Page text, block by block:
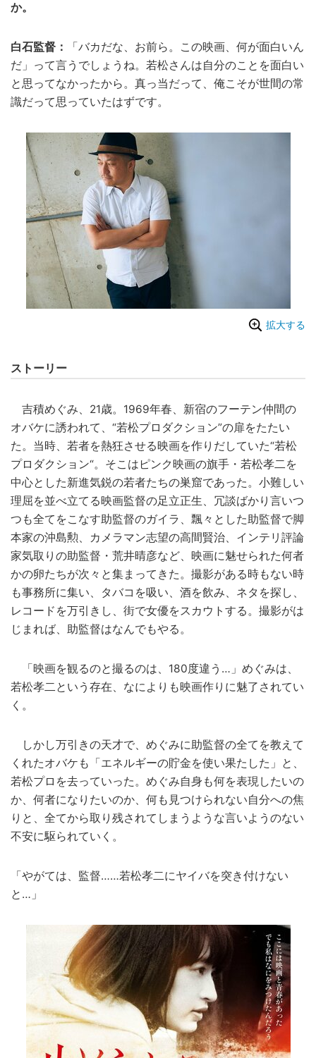
か。
白石監督：
「バカだな、お前ら。この映画、何が面白いん
だ」って言うでしょうね。若松さんは自分のことを面白い
と思ってなかったから。真っ当だって、俺こそが世間の常
識だって思っていたはずです。
拡大する
ストーリー
吉積めぐみ、21歳。1969年春、新宿のフーテン仲間の
オバケに誘われて、“若松プロダクション”の扉をたたい
た。当時、若者を熱狂させる映画を作りだしていた“若松
プロダクション“。そこはピンク映画の旗手・若松孝二を
中心とした新進気鋭の若者たちの巣窟であった。小難しい
理屈を並べ立てる映画監督の足立正生、冗談ばかり言いつ
つも全てをこなす助監督のガイラ、飄々とした助監督で脚
本家の沖島勲、カメラマン志望の高間賢治、インテリ評論
家気取りの助監督・荒井晴彦など、映画に魅せられた何者
かの卵たちが次々と集まってきた。撮影がある時もない時
も事務所に集い、タバコを吸い、酒を飲み、ネタを探し、
レコードを万引きし、街で女優をスカウトする。撮影がは
じまれば、助監督はなんでもやる。
「映画を観るのと撮るのは、180度違う…」めぐみは、
若松孝二という存在、なによりも映画作りに魅了されてい
く。
しかし万引きの天才で、めぐみに助監督の全てを教えて
くれたオバケも「エネルギーの貯金を使い果たした」と、
若松プロを去っていった。めぐみ自身も何を表現したいの
か、何者になりたいのか、何も見つけられない自分への焦
りと、全てから取り残されてしまうような言いようのない
不安に駆られていく。
「やがては、監督……若松孝二にヤイバを突き付けない
と…」